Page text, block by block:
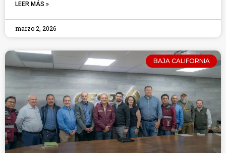
LEER MÁS »
marzo 2, 2026
BAJA CALIFORNIA